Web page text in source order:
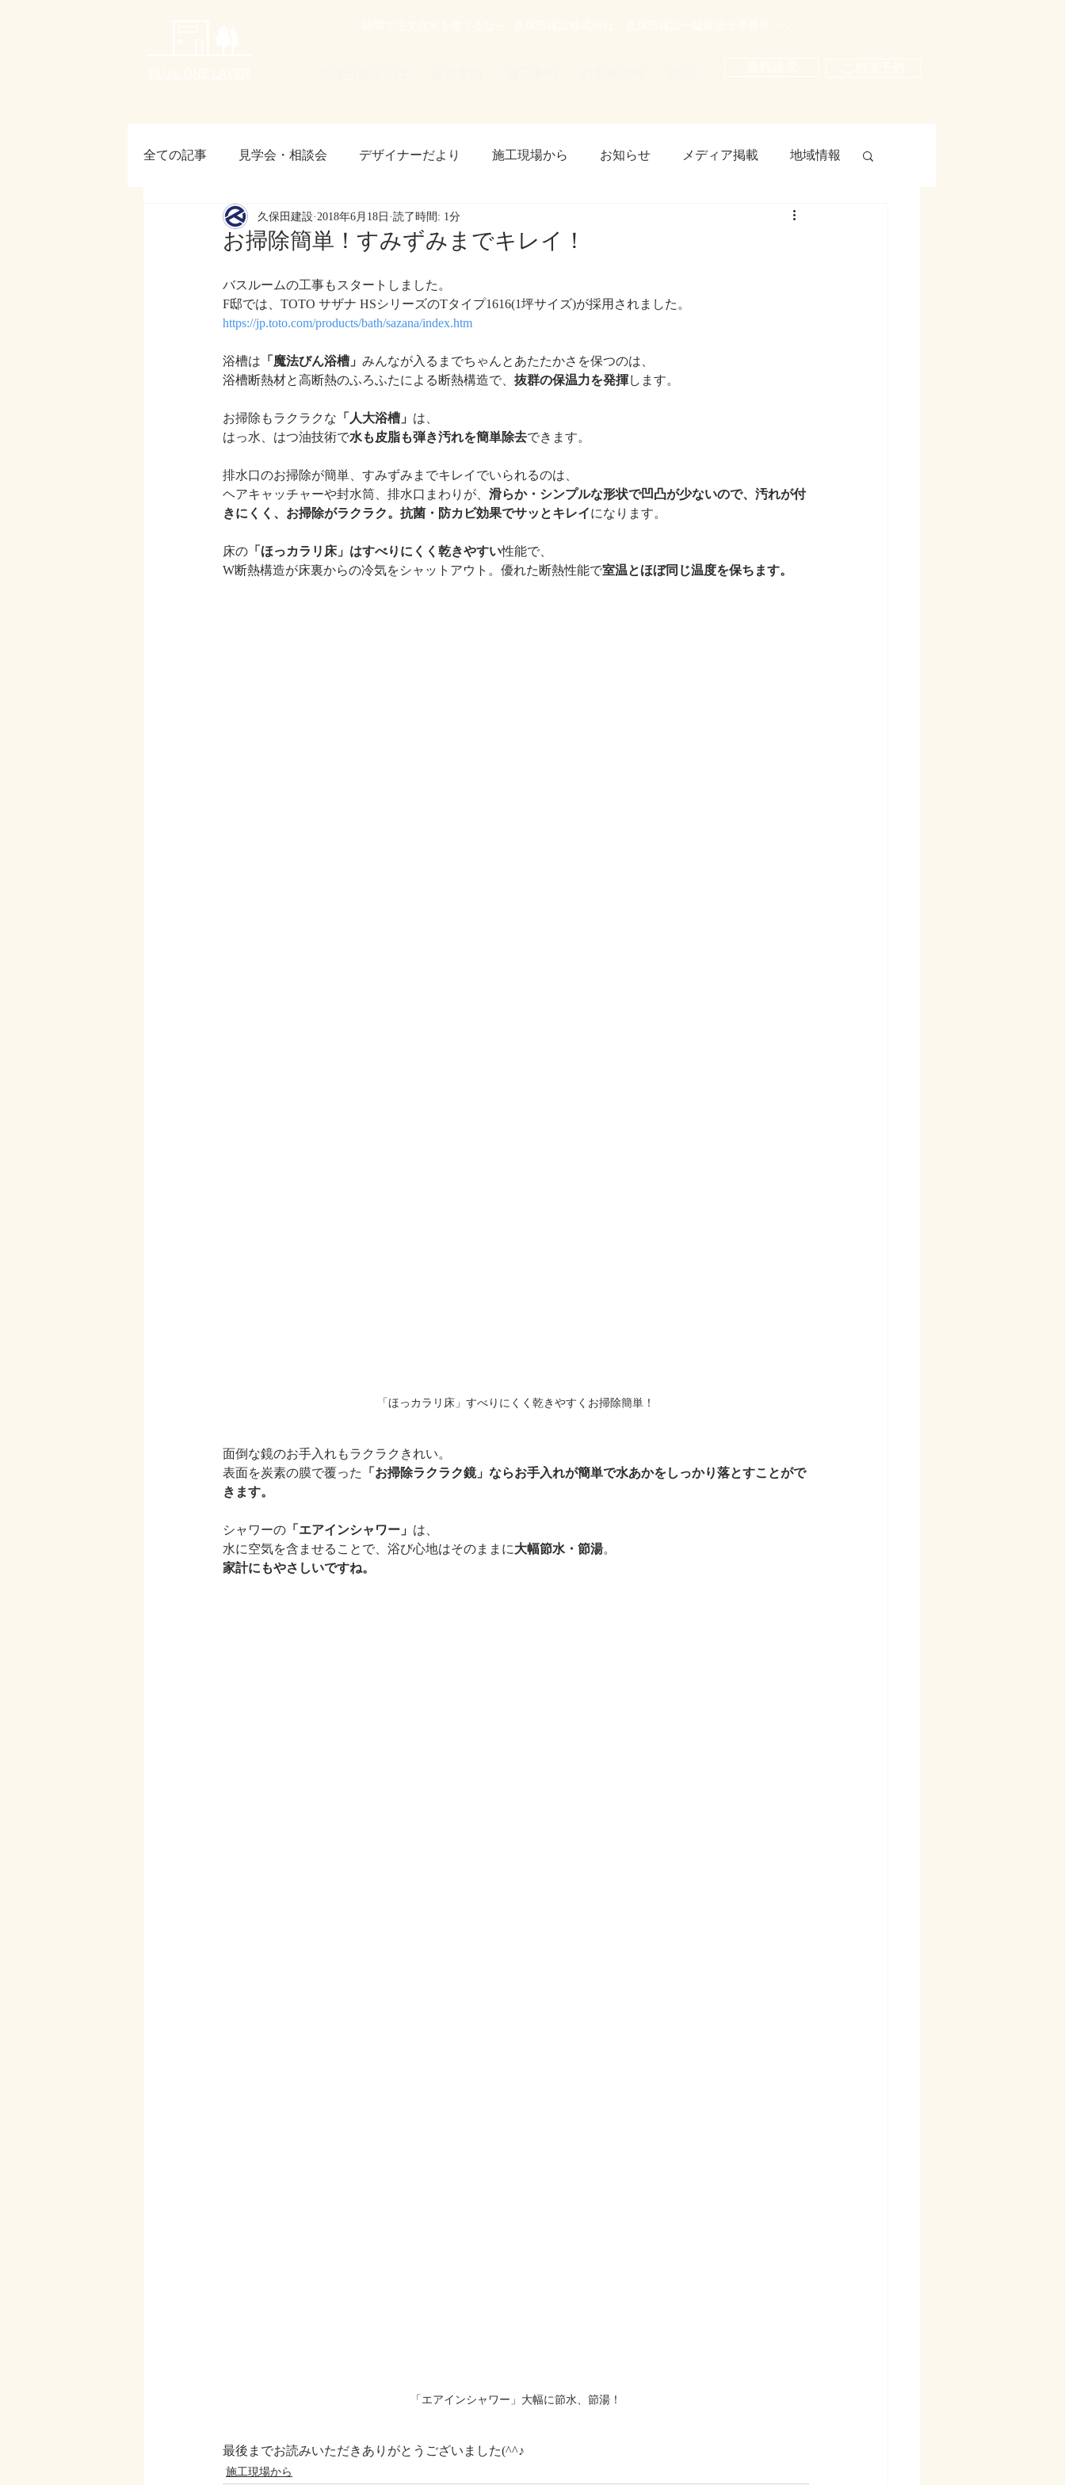
全ての記事 見学会・相談会 デザイナーだより 施工現場から お知らせ メディア掲載 地域情報
お客様の声 24節気 月刊 plus one layer
お掃除簡単！すみずみまでキレイ！
久保田建設 2018年6月18日 読了時間: 1分
バスルームの工事もスタートしました。
F邸では、TOTO サザナ HSシリーズのTタイプ1616(1坪サイズ)が採用されました。
https://jp.toto.com/products/bath/sazana/index.htm
浴槽は 「魔法びん浴槽」 みんなが入るまでちゃんとあたたかさを保つのは、
浴槽断熱材と高断熱のふろふたによる断熱構造で、 抜群の保温力を発揮します。
お掃除もラクラクな 「人大浴槽」 は、
はっ水、はつ油技術で水も皮脂も弾き汚れを簡単除去できます。
排水口のお掃除が簡単、すみずみまでキレイでいられるのは、
ヘアキャッチャーや封水筒、排水口まわりが、 滑らか・シンプルな形状で凹凸が少ないので、汚れが付
きにくく、お掃除がラクラク。抗菌・防カビ効果でサッとキレイになります。
床の 「ほっカラリ床」はすべりにくく乾きやすい性能で、
W断熱構造が床裏からの冷気をシャットアウト。優れた断熱性能で室温とほぼ同じ温度を保ちます。
「ほっカラリ床」すべりにくく乾きやすくお掃除簡単！
面倒な鏡のお手入れもラクラクきれい。
表面を炭素の膜で覆った
「お掃除ラクラク鏡」ならお手入れが簡単で水あかをしっかり落とすことがで
きます。
シャワーの 「エアインシャワー」 は、
水に空気を含ませることで、浴び心地はそのままに大幅節水・節湯。
家計にもやさしいですね。
「エアインシャワー」大幅に節水、節湯！
最後までお読みいただきありがとうございました(^^♪
施工現場から